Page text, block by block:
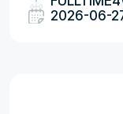
2026-06-